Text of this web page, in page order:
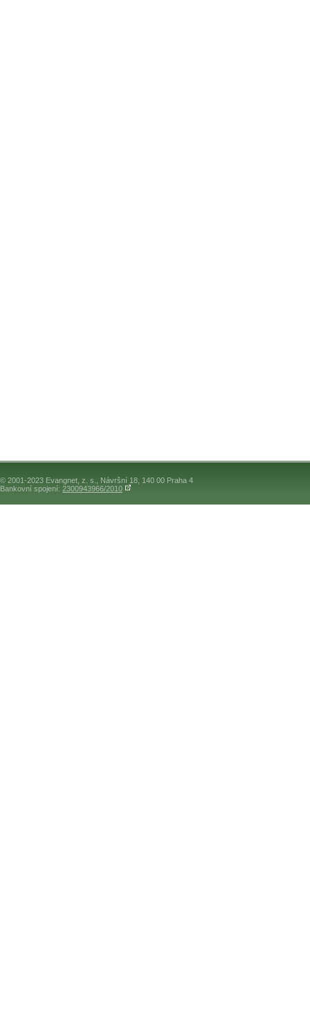
© 2001-2023 Evangnet, z. s., Návršní 18, 140 00 Praha 4
Bankovní spojení: 2300943966/2010